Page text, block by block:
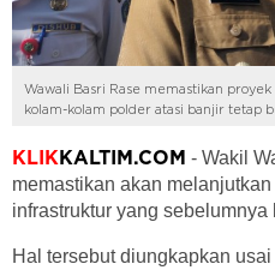
Wawali Basri Rase memastikan
kolam-kolam polder atasi banjir tetap
KLIK KALTIM.COM - Wakil
memastikan akan
infrastruktur yang sebelumnya
Hal tersebut diungkapkan